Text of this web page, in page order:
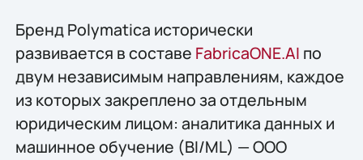
Бренд Polymatica исторически
развивается в составе FabricaONE.AI по
двум независимым направлениям, каждое
из которых закреплено за отдельным
юридическим лицом: аналитика данных и
машинное обучение (BI/ML) — ООО